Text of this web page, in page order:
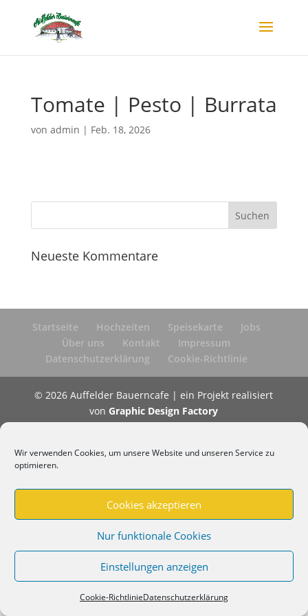
Wir verwenden Cookies, um unsere Website und unseren Service zu
optimieren.
Cookies akzeptieren
Nur funktionale Cookies
Einstellungen anzeigen
Cookie-RichtlinieDatenschutzerklärung
Tomate | Pesto | Burrata
von admin | Feb. 18, 2026
Neueste Kommentare
Startseite Hochzeiten Speisekarte
Jobs
Über uns
Kontakt
Impressum
Datenschutzerklärung
Cookie-Richtlinie
© 2026 Auffelder Bauerncafe | ein Projekt realisiert
vonGraphic Design Factory